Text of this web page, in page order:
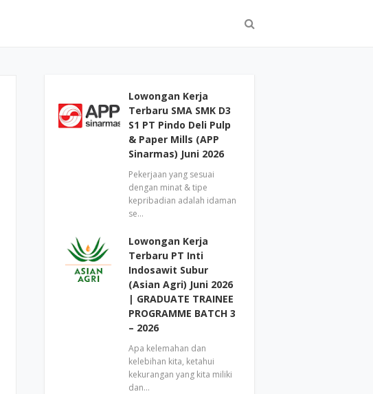
Lowongan Kerja
Terbaru SMA SMK D3
S1 PT Pindo Deli Pulp
& Paper Mills (APP
Sinarmas) Juni 2026
Pekerjaan yang sesuai
dengan minat & tipe
kepribadian adalah idaman
se…
Lowongan Kerja
Terbaru PT Inti
Indosawit Subur
(Asian Agri) Juni 2026
| GRADUATE TRAINEE
PROGRAMME BATCH 3
– 2026
Apa kelemahan dan
kelebihan kita, ketahui
kekurangan yang kita miliki
dan…